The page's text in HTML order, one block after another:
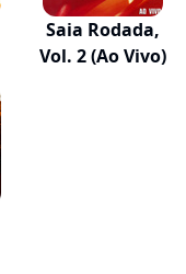
Saia Rodada,
Vol. 2 (Ao Vivo)